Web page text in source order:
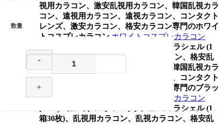
視用カラコン、激安乱視用カラコン、韓国乱視カラ
コン、遠視用カラコン、遠視カラコン、コンタクト
レンズ、激安カラコン、格安カラコン専門のホワイ
トコスプレカラコン ホワイトコスプレカラコン
[1 Day/ミルミナス グレー] ボシュロム ラシェル (1
箱30枚)、乱視用カラコン、乱視カラコン、格安乱
視用カラコン、激安乱視用カラコン、韓国乱視カラ
コン、遠視用カラコン、遠視カラコン、コンタクト
レンズ、激安カラコン、格安カラコン専門のブラッ
クコスプレカラコン
ブラックコスプレカラコン
[1 Day/ミルミナス グレー] ボシュロム ラシェル (1
箱30枚)、乱視用カラコン、乱視カラコン、格安乱
数量
-
+